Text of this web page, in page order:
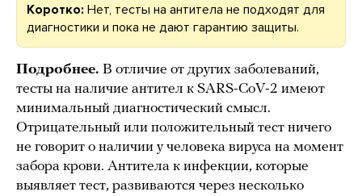
Коротко: Нет, тесты на антитела не подходят для
диагностики и пока не дают гарантию защиты.
Подробнее. В отличие от других заболеваний,
тесты на наличие антител к SARS-CoV-2 имеют
минимальный диагностический смысл.
Отрицательный или положительный тест ничего
не говорит о наличии у человека вируса на момент
забора крови. Антитела к инфекции, которые
выявляет тест, развиваются через несколько